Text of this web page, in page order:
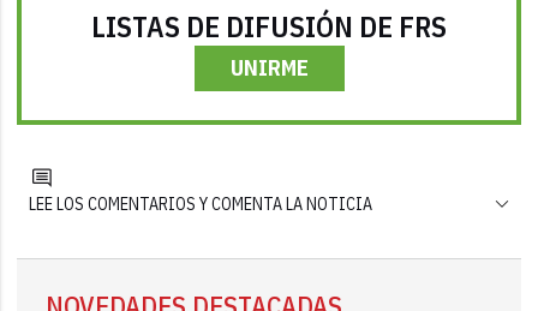
LISTAS DE DIFUSIÓN DE FRS
UNIRME
LEE LOS COMENTARIOS Y COMENTA LA NOTICIA